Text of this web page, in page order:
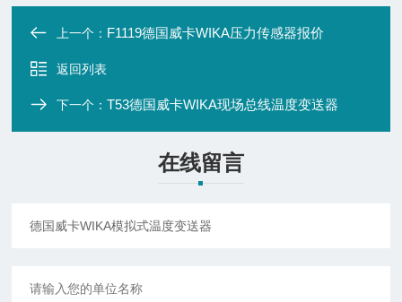
上一个： F1119德国威卡WIKA压力传感器报价
返回列表
下一个：T53德国威卡WIKA现场总线温度变送器
在线留言